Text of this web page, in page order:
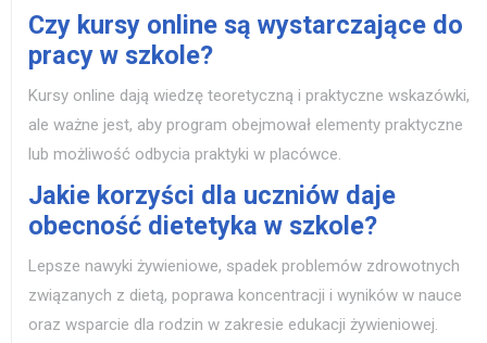
Czy kursy online są wystarczające do
pracy w szkole?
Kursy online dają wiedzę teoretyczną i praktyczne wskazówki,
ale ważne jest, aby program obejmował elementy praktyczne
lub możliwość odbycia praktyki w placówce.
Jakie korzyści dla uczniów daje
obecność dietetyka w szkole?
Lepsze nawyki żywieniowe, spadek problemów zdrowotnych
związanych z dietą, poprawa koncentracji i wyników w nauce
oraz wsparcie dla rodzin w zakresie edukacji żywieniowej.